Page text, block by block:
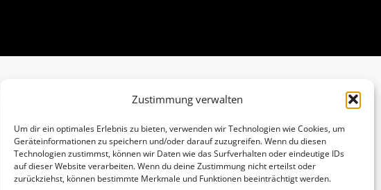
Zustimmung verwalten
Um dir ein optimales Erlebnis zu bieten, verwenden wir Technologien wie Cookies, um
Geräteinformationen zu speichern und/oder darauf zuzugreifen. Wenn du diesen
Technologien zustimmst, können wir Daten wie das Surfverhalten oder eindeutige IDs
auf dieser Website verarbeiten. Wenn du deine Zustimmung nicht erteilst oder
zurückziehst, können bestimmte Merkmale und Funktionen beeinträchtigt werden.